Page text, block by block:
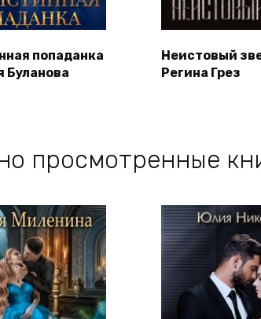
попаданка
Буланова
Неистовый
Регина Грез
просмотренные